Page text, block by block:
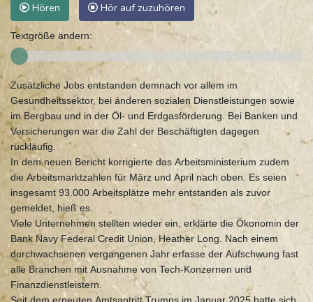
Hören Hör auf zuzuhören
Textgröße ändern:
Zusätzliche Jobs entstanden demnach vor allem im
Gesundheitssektor, bei anderen sozialen Dienstleistungen sowie
im Bergbau und in der Öl- und Erdgasförderung. Bei Banken und
Versicherungen war die Zahl der Beschäftigten dagegen
rückläufig.
In dem neuen Bericht korrigierte das Arbeitsministerium zudem
die Arbeitsmarktzahlen für März und April nach oben. Es seien
insgesamt 93.000 Arbeitsplätze mehr entstanden als zuvor
gemeldet, hieß es.
Viele Unternehmen stellten wieder ein, erklärte die Ökonomin der
Bank Navy Federal Credit Union, Heather Long. Nach einem
durchwachsenen vergangenen Jahr erfasse der Aufschwung fast
alle Branchen mit Ausnahme von Tech-Konzernen und
Finanzdienstleistern.